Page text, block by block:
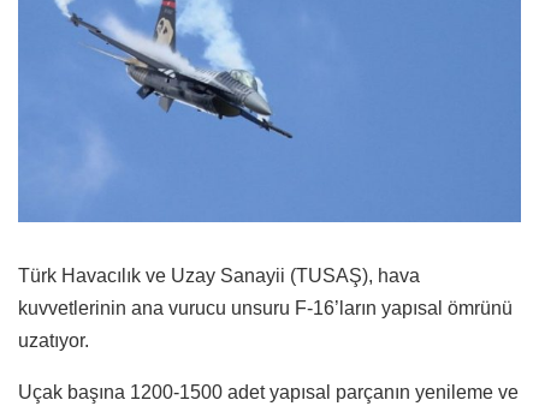
Türk Havacılık ve Uzay Sanayii (TUSAŞ), hava
kuvvetlerinin ana vurucu unsuru F-16’ların yapısal ömrünü
uzatıyor.
Uçak başına 1200-1500 adet yapısal parçanın yenileme ve